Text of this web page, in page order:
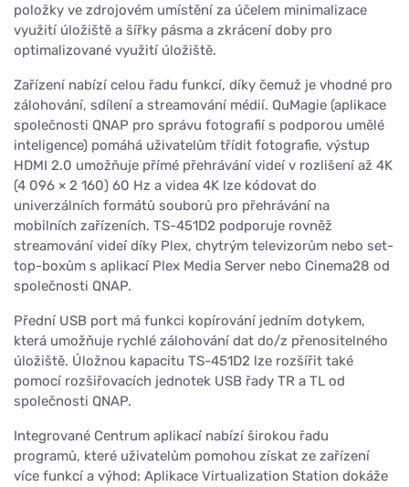
položky ve zdrojovém umístění za účelem minimalizace
využití úložiště a šířky pásma a zkrácení doby pro
optimalizované využití úložiště.
Zařízení nabízí celou řadu funkcí, díky čemuž je vhodné pro
zálohování, sdílení a streamování médií. QuMagie (aplikace
společnosti QNAP pro správu fotografií s podporou umělé
inteligence) pomáhá uživatelům třídit fotografie, výstup
HDMI 2.0 umožňuje přímé přehrávání videí v rozlišení až 4K
(4 096 × 2 160) 60 Hz a videa 4K lze kódovat do
univerzálních formátů souborů pro přehrávání na
mobilních zařízeních. TS-451D2 podporuje rovněž
streamování videí díky Plex, chytrým televizorům nebo set-
top-boxům s aplikací Plex Media Server nebo Cinema28 od
společnosti QNAP.
Přední USB port má funkci kopírování jedním dotykem,
která umožňuje rychlé zálohování dat do/z přenositelného
úložiště. Úložnou kapacitu TS-451D2 lze rozšířit také
pomocí rozšiřovacích jednotek USB řady TR a TL od
společnosti QNAP.
Integrované Centrum aplikací nabízí širokou řadu
programů, které uživatelům pomohou získat ze zařízení
více funkcí a výhod: Aplikace Virtualization Station dokáže